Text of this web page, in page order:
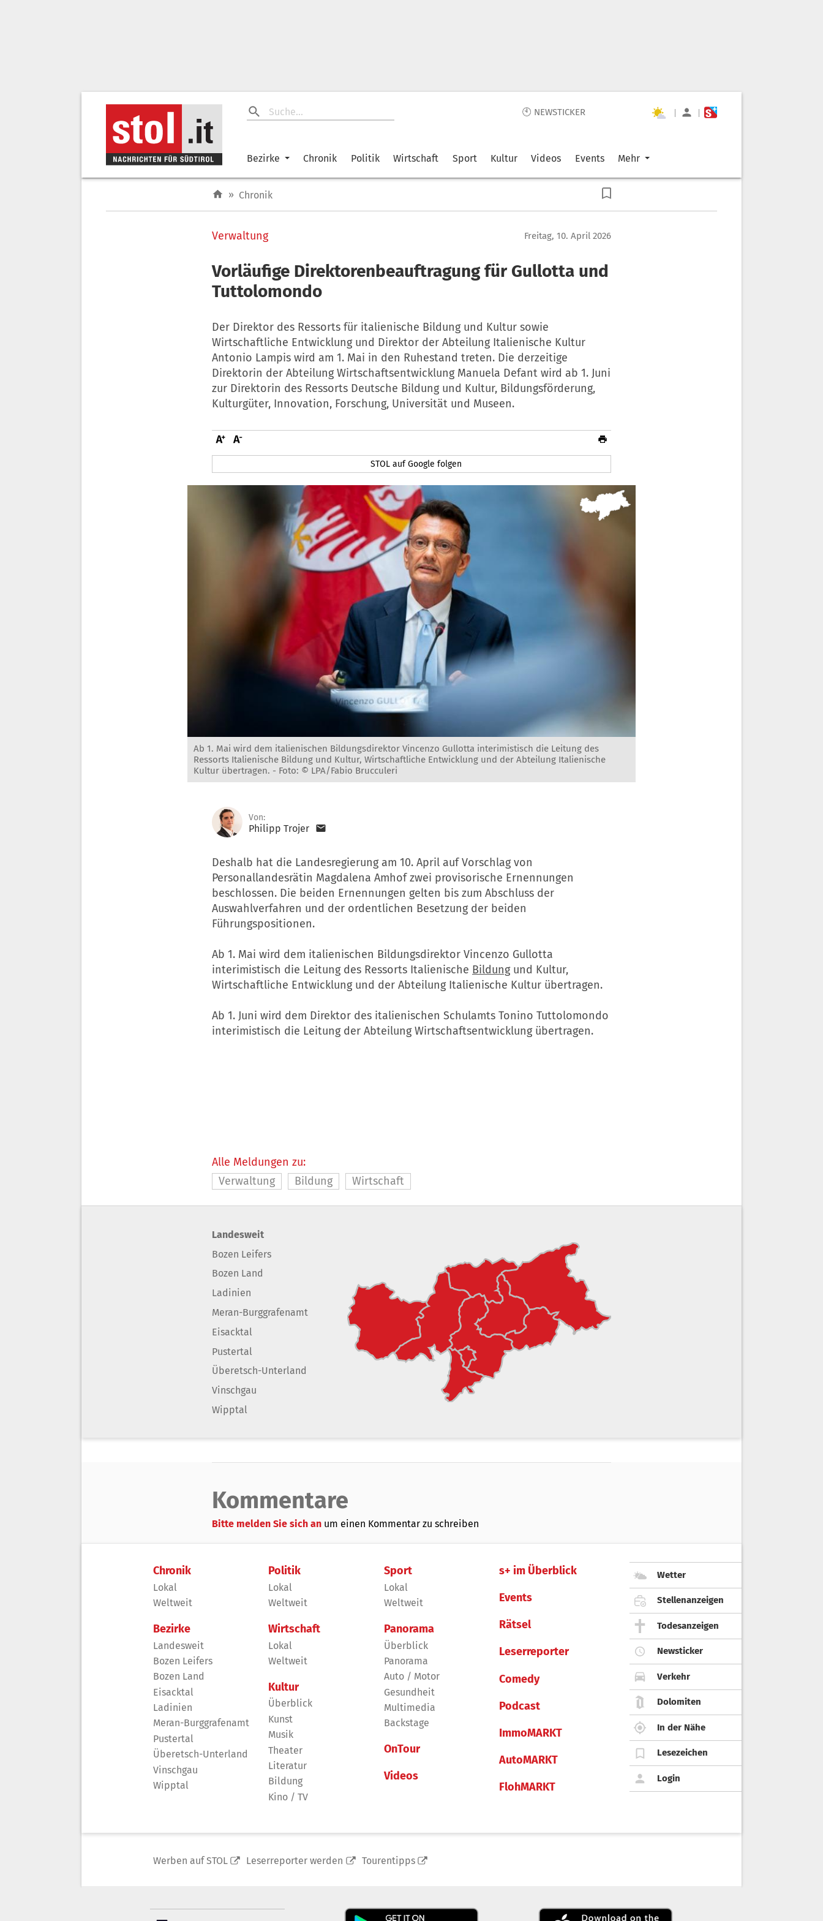
🕙 NEWSTICKER | |
Bezirke Chronik Politik Wirtschaft Sport Kultur Videos Events Mehr
» Chronik
Verwaltung Freitag, 10. April 2026
Vorläufige Direktorenbeauftragung für Gullotta und
Tuttolomondo
Der Direktor des Ressorts für italienische Bildung und Kultur sowie
Wirtschaftliche Entwicklung und Direktor der Abteilung Italienische Kultur
Antonio Lampis wird am 1. Mai in den Ruhestand treten. Die derzeitige
Direktorin der Abteilung Wirtschaftsentwicklung Manuela Defant wird ab 1. Juni
zur Direktorin des Ressorts Deutsche Bildung und Kultur, Bildungsförderung,
Kulturgüter, Innovation, Forschung, Universität und Museen.
STOL auf Google folgen
Ab 1. Mai wird dem italienischen Bildungsdirektor Vincenzo Gullotta interimistisch die Leitung des
Ressorts Italienische Bildung und Kultur, Wirtschaftliche Entwicklung und der Abteilung Italienische
Kultur übertragen. - Foto: © LPA/Fabio Brucculeri
Von:
Philipp Trojer
Deshalb hat die Landesregierung am 10. April auf Vorschlag von
Personallandesrätin Magdalena Amhof zwei provisorische Ernennungen
beschlossen. Die beiden Ernennungen gelten bis zum Abschluss der
Auswahlverfahren und der ordentlichen Besetzung der beiden
Führungspositionen.
Ab 1. Mai wird dem italienischen Bildungsdirektor Vincenzo Gullotta
interimistisch die Leitung des Ressorts Italienische Bildungund Kultur,
Wirtschaftliche Entwicklung und der Abteilung Italienische Kultur übertragen.
Ab 1. Juni wird dem Direktor des italienischen Schulamts Tonino Tuttolomondo
interimistisch die Leitung der Abteilung Wirtschaftsentwicklung übertragen.
Alle Meldungen zu:
Verwaltung
Bildung Wirtschaft
Landesweit
Bozen Leifers
Bozen Land
Ladinien
Meran-Burggrafenamt
Eisacktal
Pustertal
Überetsch-Unterland
Vinschgau
Wipptal
Kommentare
Bitte melden Sie sich an um einen Kommentar zu schreiben
Chronik
Lokal
Weltweit
Bezirke
Landesweit
Bozen Leifers
Bozen Land
Eisacktal
Ladinien
Meran-Burggrafenamt
Pustertal
Überetsch-Unterland
Vinschgau
Wipptal
Politik
Lokal
Weltweit
Wirtschaft
Lokal
Weltweit
Kultur
Überblick
Kunst
Musik
Theater
Literatur
Bildung
Kino / TV
Sport
Lokal
Weltweit
Panorama
Überblick
Panorama
Auto / Motor
Gesundheit
Multimedia
Backstage
OnTour
Videos
s+ im Überblick
Events
Rätsel
Leserreporter
Comedy
Podcast
ImmoMARKT
AutoMARKT
FlohMARKT
Wetter
Stellenanzeigen
Todesanzeigen
Newsticker
Verkehr
Dolomiten
In der Nähe
Lesezeichen
Login
Werben auf STOL Leserreporter werden Tourentipps